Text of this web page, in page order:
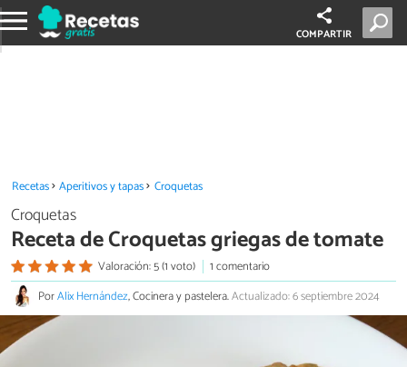
COMPARTIR
Recetas Aperitivos y tapas Croquetas
Croquetas
Receta de Croquetas griegas de tomate
Valoración: 5 (1 voto)
1 comentario
PorAlix Hernández, Cocinera y pastelera.Actualizado: 6 septiembre 2024